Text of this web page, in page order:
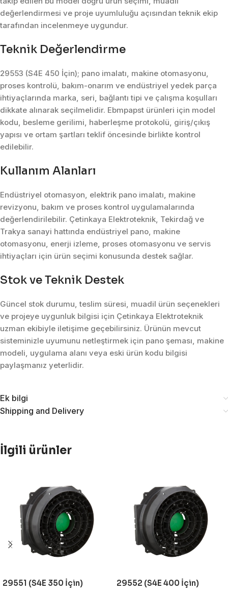
değerlendirmesi ve proje uyumluluğu açısından teknik ekip
tarafından incelenmeye uygundur.
Teknik Değerlendirme
29553 (S4E 450 İçin); pano imalatı, makine otomasyonu,
proses kontrolü, bakım-onarım ve endüstriyel yedek parça
ihtiyaçlarında marka, seri, bağlantı tipi ve çalışma koşulları
dikkate alınarak seçilmelidir. Ebmpapst ürünleri için model
kodu, besleme gerilimi, haberleşme protokolü, giriş/çıkış
yapısı ve ortam şartları teklif öncesinde birlikte kontrol
edilebilir.
Kullanım Alanları
Endüstriyel otomasyon, elektrik pano imalatı, makine
revizyonu, bakım ve proses kontrol uygulamalarında
değerlendirilebilir. Çetinkaya Elektroteknik, Tekirdağ ve
Trakya sanayi hattında endüstriyel pano, makine
otomasyonu, enerji izleme, proses otomasyonu ve servis
ihtiyaçları için ürün seçimi konusunda destek sağlar.
Stok ve Teknik Destek
Güncel stok durumu, teslim süresi, muadil ürün seçenekleri
ve projeye uygunluk bilgisi için Çetinkaya Elektroteknik
uzman ekibiyle iletişime geçebilirsiniz. Ürünün mevcut
sisteminizle uyumunu netleştirmek için pano şeması, makine
modeli, uygulama alanı veya eski ürün kodu bilgisi
paylaşmanız yeterlidir.
Ek bilgi
Shipping and Delivery
İlgili ürünler
29551 (S4E 350 İçin) 29552 (S4E 400 İçin)